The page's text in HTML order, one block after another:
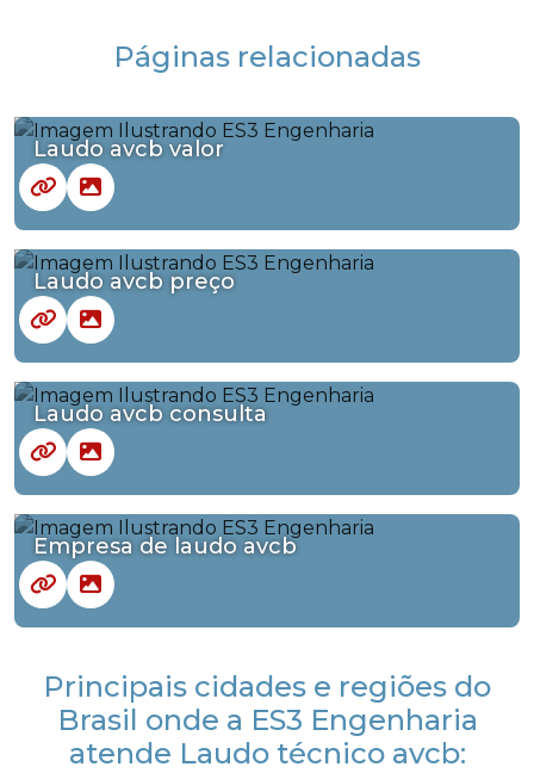
Páginas relacionadas
Laudo avcb valor
Laudo avcb preço
Laudo avcb consulta
Empresa de laudo avcb
Principais cidades e regiões do
Brasil onde a ES3 Engenharia
atende Laudo técnico avcb: